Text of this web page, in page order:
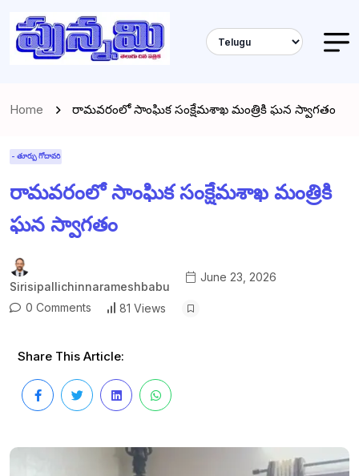
Home రామవరంలో సాంఘిక సంక్షేమశాఖ మంత్రికి ఘన స్వాగతం
- తూర్పు గోదావరి
రామవరంలో సాంఘిక సంక్షేమశాఖ మంత్రికి
ఘన స్వాగతం
Sirisipallichinnarameshbabu
June 23, 2026
0 Comments 81 Views
Share This Article: